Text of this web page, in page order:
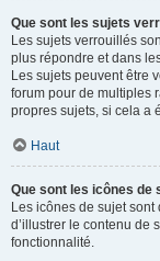
Que sont les sujets
Les sujets verrouillés
plus répondre et dans
Les sujets peuvent être
forum pour de multiples
propres sujets, si cela a
Haut
Que sont les icônes de
Les icônes de sujet sont
d’illustrer le contenu de
fonctionnalité.